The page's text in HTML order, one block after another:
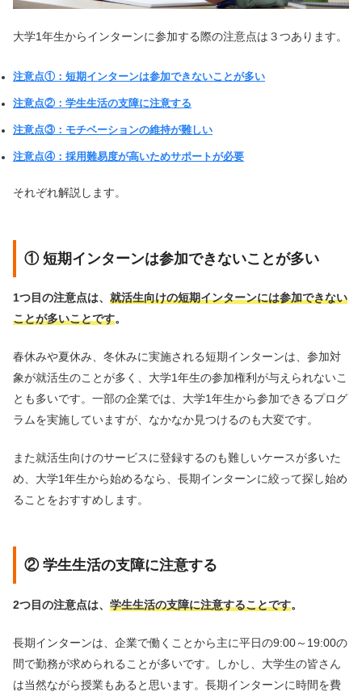
大学1年生からインターンに参加する際の注意点は３つあります。
注意点①：短期インターンは参加できないことが多い
注意点②：学生生活の支障に注意する
注意点③：モチベーションの維持が難しい
注意点④：採用難易度が高いためサポートが必要
それぞれ解説します。
① 短期インターンは参加できないことが多い
1つ目の注意点は、 就活生向けの短期インターンには参加できない
ことが多いことです。
春休みや夏休み、冬休みに実施される短期インターンは、参加対
象が就活生のことが多く、大学1年生の参加権利が与えられないこ
とも多いです。一部の企業では、大学1年生から参加できるプログ
ラムを実施していますが、なかなか見つけるのも大変です。
また就活生向けのサービスに登録するのも難しいケースが多いた
め、大学1年生から始めるなら、長期インターンに絞って探し始め
ることをおすすめします。
② 学生生活の支障に注意する
2つ目の注意点は、 学生生活の支障に注意することです。
長期インターンは、企業で働くことから主に平日の9:00～19:00の
間で勤務が求められることが多いです。しかし、大学生の皆さん
は当然ながら授業もあると思います。長期インターンに時間を費